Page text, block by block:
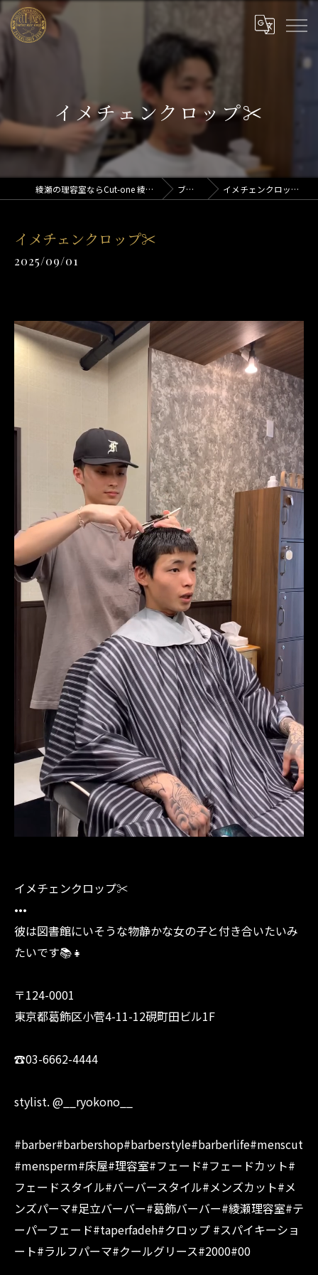
イメチェンクロップ✂︎
綾瀬の理容室ならCut-one 綾瀬店 ブログ イメチェンクロップ✂︎
イメチェンクロップ✂︎
2025/09/01
イメチェンクロップ✂︎
•••
彼は図書館にいそうな物静かな女の子と付き合いたいみ
たいです📚👧
〒124-0001
東京都葛飾区小菅4-11-12硯町田ビル1F
☎︎03-6662-4444
stylist. @__ryokono__
#barber#barbershop#barberstyle#barberlife#menscut
#mensperm#床屋#理容室#フェード#フェードカット#
フェードスタイル#バーバースタイル#メンズカット#メ
ンズパーマ#足立バーバー#葛飾バーバー#綾瀬理容室#テ
ーパーフェード#taperfadeh#クロップ #スパイキーショ
ート#ラルフパーマ#クールグリース#2000#00